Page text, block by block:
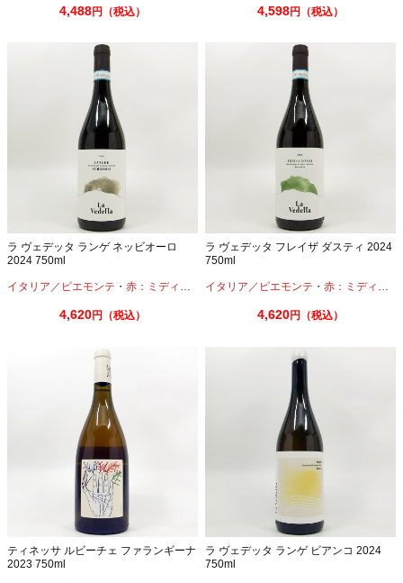
4,488円（税込） 4,598円（税込）
ラ ヴェデッタ ランゲ ネッビオーロ
2024 750ml
イタリア／ピエモンテ ・ 赤：ミディアムボディ ・ネッビオーロ
4,620円（税込）
ラ ヴェデッタ フレイザ ダスティ 2024
750ml
イタリア／ピエモンテ ・赤：ミディアムボディ
4,620円（税込）
ティネッサ ルビーチェ ファランギーナ
2023 750ml
ラ ヴェデッタ ランゲ ビアンコ 2024
750ml